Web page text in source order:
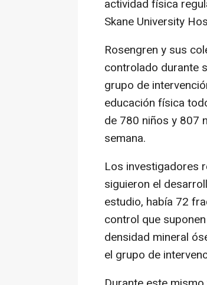
actividad física
Skane University
Rosengren y sus
controlado durante
grupo de
educación física
de 780 niños y 807
semana.
Los investigadores
siguieron el
estudio, había 72
control que
densidad mineral
el grupo de